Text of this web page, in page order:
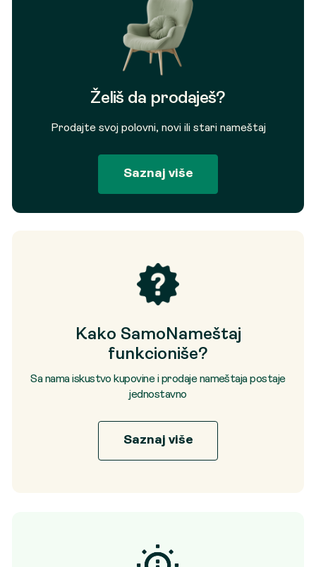
Želiš da prodaješ?
Prodajte svoj polovni, novi ili stari nameštaj
Saznaj više
Kako SamoNameštaj
funkcioniše?
Sa nama iskustvo kupovine i prodaje nameštaja postaje
jednostavno
Saznaj više